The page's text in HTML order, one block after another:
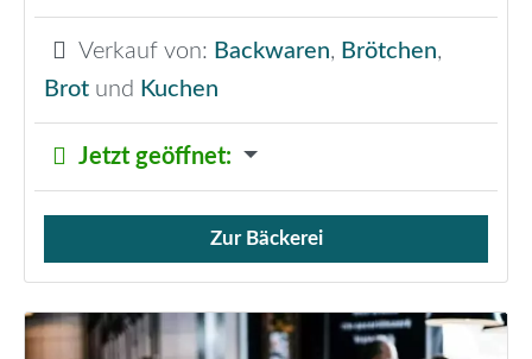
Verkauf von: Backwaren, Brötchen,
Brot und Kuchen
Jetzt geöffnet:
Verkauf von Brötchen,
Zur Bäckerei